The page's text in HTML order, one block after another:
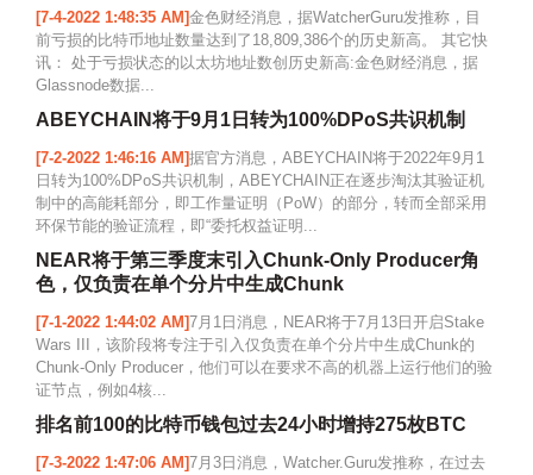
[7-4-2022 1:48:35 AM]金色财经消息，据WatcherGuru发推称，目
前亏损的比特币地址数量达到了18,809,386个的历史新高。 其它快
讯： 处于亏损状态的以太坊地址数创历史新高:金色财经消息，据
Glassnode数据...
ABEYCHAIN将于9月1日转为100%DPoS共识机制
[7-2-2022 1:46:16 AM]据官方消息，ABEYCHAIN将于2022年9月1
日转为100%DPoS共识机制，ABEYCHAIN正在逐步淘汰其验证机
制中的高能耗部分，即工作量证明（PoW）的部分，转而全部采用
环保节能的验证流程，即“委托权益证明...
NEAR将于第三季度末引入Chunk-Only Producer角
色，仅负责在单个分片中生成Chunk
[7-1-2022 1:44:02 AM]7月1日消息，NEAR将于7月13日开启Stake
Wars III，该阶段将专注于引入仅负责在单个分片中生成Chunk的
Chunk-Only Producer，他们可以在要求不高的机器上运行他们的验
证节点，例如4核...
排名前100的比特币钱包过去24小时增持275枚BTC
[7-3-2022 1:47:06 AM]7月3日消息，Watcher.Guru发推称，在过去